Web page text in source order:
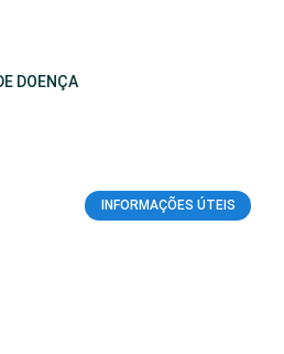
DOENÇA
INFORMAÇÕES ÚTEIS